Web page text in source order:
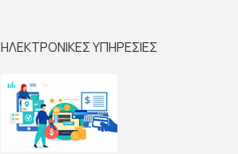
ΗΛΕΚΤΡΟΝΙΚΕΣ ΥΠΗΡΕΣΙΕΣ